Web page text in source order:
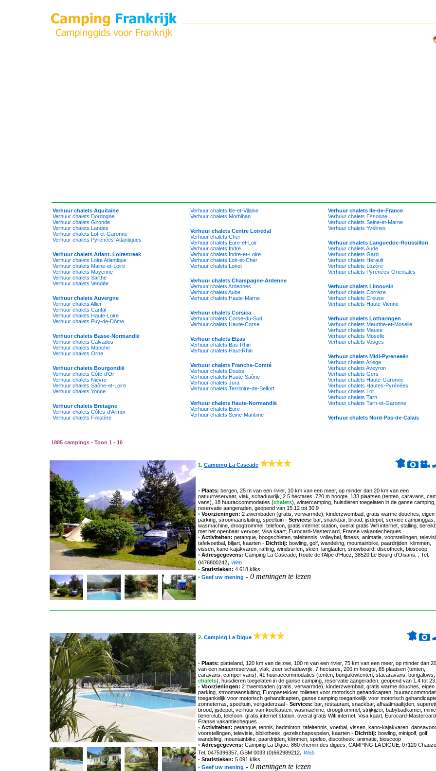
Verhuur chalets Aquitaine
Verhuur chalets Dordogne
Verhuur chalets Gironde
Verhuur chalets Landes
Verhuur chalets Lot-et-Garonne
Verhuur chalets Pyrénées-Atlantiques
Verhuur chalets Atlant. Loirestreek
Verhuur chalets Loire Atlantique
Verhuur chalets Maine-et-Loire
Verhuur chalets Mayenne
Verhuur chalets Sarthe
Verhuur chalets Vendée
Verhuur chalets Auvergne
Verhuur chalets Allier
Verhuur chalets Cantal
Verhuur chalets Haute-Loire
Verhuur chalets Puy-de-Dôme
Verhuur chalets Basse-Normandië
Verhuur chalets Calvados
Verhuur chalets Manche
Verhuur chalets Orne
Verhuur chalets Bourgondië
Verhuur chalets Côte-d'Or
Verhuur chalets Nièvre
Verhuur chalets Saône-et-Loire
Verhuur chalets Yonne
Verhuur chalets Bretagne
Verhuur chalets Côtes-d'Armor
Verhuur chalets Finistère
Verhuur chalets Ille-et-Vilaine
Verhuur chalets Morbihan
Verhuur chalets Centre Loiredal
Verhuur chalets Cher
Verhuur chalets Eure-et-Loir
Verhuur chalets Indre
Verhuur chalets Indre-et-Loire
Verhuur chalets Loir-et-Cher
Verhuur chalets Loiret
Verhuur chalets Champagne-Ardenne
Verhuur chalets Ardennes
Verhuur chalets Aube
Verhuur chalets Haute-Marne
Verhuur chalets Corsica
Verhuur chalets Corse-du-Sud
Verhuur chalets Haute-Corse
Verhuur chalets Elzas
Verhuur chalets Bas-Rhin
Verhuur chalets Haut-Rhin
Verhuur chalets Franche-Comté
Verhuur chalets Doubs
Verhuur chalets Haute-Saône
Verhuur chalets Jura
Verhuur chalets Territoire-de-Belfort
Verhuur chalets Haute-Normandië
Verhuur chalets Eure
Verhuur chalets Seine-Maritime
Verhuur chalets Ile-de-France
Verhuur chalets Essonne
Verhuur chalets Seine-et-Marne
Verhuur chalets Yvelines
Verhuur chalets Languedoc-Roussillon
Verhuur chalets Aude
Verhuur chalets Gard
Verhuur chalets Hérault
Verhuur chalets Lozère
Verhuur chalets Pyrénées-Orientales
Verhuur chalets Limousin
Verhuur chalets Corrèze
Verhuur chalets Creuse
Verhuur chalets Haute-Vienne
Verhuur chalets Lotharingen
Verhuur chalets Meurthe-et-Moselle
Verhuur chalets Meuse
Verhuur chalets Moselle
Verhuur chalets Vosges
Verhuur chalets Midi-Pyreneeën
Verhuur chalets Ariège
Verhuur chalets Aveyron
Verhuur chalets Gers
Verhuur chalets Haute-Garonne
Verhuur chalets Hautes-Pyrénées
Verhuur chalets Lot
Verhuur chalets Tarn
Verhuur chalets Tarn-et-Garonne
Verhuur chalets Nord-Pas-de-Calais
1885 campings - Toon 1 - 10
1. Camping La Cascade
• Plaats: bergen, 25 m van een rivier, 10 km van een meer, op minder dan 20 km van een
natuurreservaat, vlak, schaduwrijk, 2.5 hectares, 720 m hoogte, 133 plaatsen (tenten, caravans,
vans), 18 huuraccommodaties (chalets), wintercamping, huisdieren toegelaten in de ganse camping,
reservatie aangeraden, geopend van 15.12 tot 30.9
• Voorzieningen: 2 zwembaden (gratis, verwarmde), kinderzwembad, gratis warme douches, eigen
parking, stroomaansluiting, speeltuin - Services: bar, snackbar, brood, ijsdepot, service campinggas,
wasmachine, droogtrommel, telefoon, gratis internet station, overal gratis Wifi internet, stalling,
met het openbaar vervoer, Visa kaart, Eurocard-Mastercard, Franse vakantiecheques
• Activiteiten: petanque, boogschieten, tafeltennis, volleybal, fitness, animatie, voorstellingen,
tafelvoetbal, biljart, kaarten - Dichtbij: bowling, golf, wandeling, mountainbike, paardrijden, klimmen,
vissen, kano-kajakvaren, rafting, windsurfen, skiën, langlaufen, snowboard, discotheek, bioscoop
• Adresgegevens: Camping La Cascade , Route de l'Alpe d'Huez, 38520 Le Bourg-d'Oisans, , Tel.
0476800242, Web
• Statistieken: 4 618 kliks
• Geef uw mening - 0 meningen te lezen
2. Camping La Digue
• Plaats: platteland, 120 km van de zee, 100 m van een rivier, 75 km van een meer, op minder dan
van een natuurreservaat, vlak, zeer schaduwrijk, 7 hectares, 200 m hoogte, 65 plaatsen (tenten,
caravans, camper vans), 41 huuraccommodaties (tenten, bungalowtenten, stacaravans, bungalows,
chalets), huisdieren toegelaten in de ganse camping, reservatie aangeraden, geopend van 1.4 tot
• Voorzieningen: 2 zwembaden (gratis, verwarmde), kinderzwembad, gratis warme douches, eigen
parking, stroomaansluiting, Europastekker, toiletten voor motorisch gehandicapten,
toegankelijk voor motorisch gehandicapten, ganse camping toegankelijk voor motorisch
zonneterras, speeltuin, vergaderzaal - Services: bar, restaurant, snackbar, afhaalmaaltijden,
brood, ijsdepot, verhuur van koelkasten, wasmachine, droogtrommel, strijkijzer, babybadkamer,
tienerclub, telefoon, gratis internet station, overal gratis Wifi internet, Visa kaart, Eurocard-Mastercard,
Franse vakantiecheques
• Activiteiten: petanque, tennis, badminton, tafeltennis, voetbal, vissen, kano-kajakvaren,
voorstellingen, televisie, bibliotheek, gezelschapsspelen, kaarten - Dichtbij: bowling, minigolf, golf,
wandeling, mountainbike, paardrijden, klimmen, speleo, discotheek, animatie, bioscoop
• Adresgegevens: Camping La Digue , 860 chemin des digues, CAMPING LA DIGUE, 07120
Tel. 0475396357, GSM 0033 (0)662989212, Web
• Statistieken: 5 091 kliks
• Geef uw mening - 0 meningen te lezen